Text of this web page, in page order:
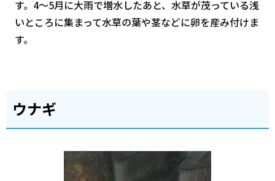
す。4～5月に大雨で増水したあと、水草が茂っている浅
いところに集まって水草の葉や茎などに卵を産み付けま
す。
ウナギ